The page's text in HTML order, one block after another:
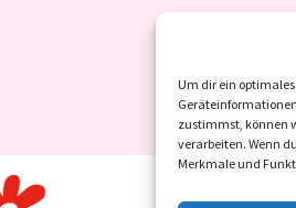
Um dir ein
zustimmst, können
verarbeiten. Wenn
Merkmale und